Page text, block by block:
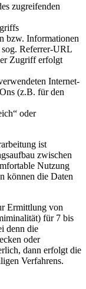
zugreifenden
bzw. Informationen
Referrer-URL
Zugriff erfolgt
Internet-
(z.B. für den
oder
ist
zwischen
Nutzung
können die Daten
Ermittlung von
für 7 bis
denn die
oder
dann erfolgt die
Verfahrens.